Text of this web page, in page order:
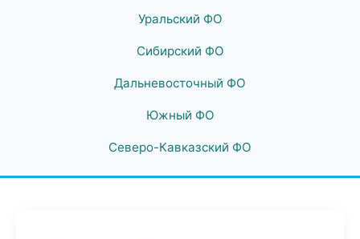
Уральский ФО
Сибирский ФО
Дальневосточный ФО
Южный ФО
Северо-Кавказский ФО